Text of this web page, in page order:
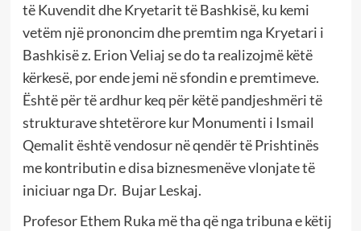
të Kuvendit dhe Kryetarit të Bashkisë, ku kemi
vetëm një prononcim dhe premtim nga Kryetari i
Bashkisë z. Erion Veliaj se do ta realizojmë këtë
kërkesë, por ende jemi në sfondin e premtimeve.
Është për të ardhur keq për këtë pandjeshmëri të
strukturave shtetërore kur Monumenti i Ismail
Qemalit është vendosur në qendër të Prishtinës
me kontributin e disa biznesmenëve vlonjate të
iniciuar nga Dr. Bujar Leskaj.
Profesor Ethem Ruka më tha që nga tribuna e këtij